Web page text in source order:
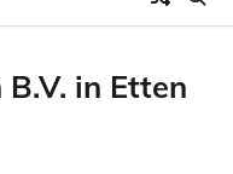
in Etten